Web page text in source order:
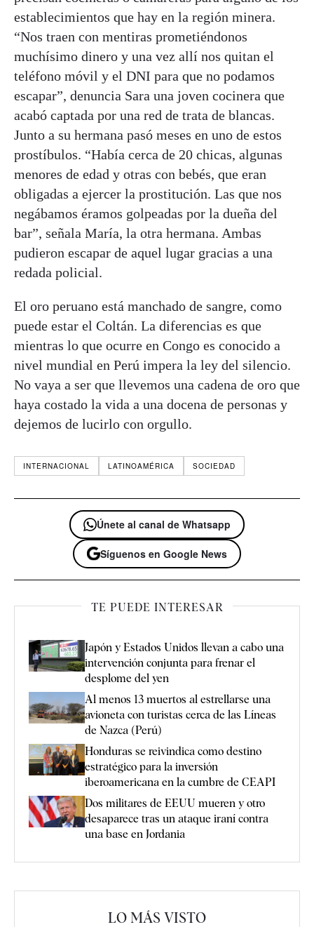
establecimientos que hay en la región minera.
“Nos traen con mentiras prometiéndonos
muchísimo dinero y una vez allí nos quitan el
teléfono móvil y el DNI para que no podamos
escapar”, denuncia Sara una joven cocinera que
acabó captada por una red de trata de blancas.
Junto a su hermana pasó meses en uno de estos
prostíbulos. “Había cerca de 20 chicas, algunas
menores de edad y otras con bebés, que eran
obligadas a ejercer la prostitución. Las que nos
negábamos éramos golpeadas por la dueña del
bar”, señala María, la otra hermana. Ambas
pudieron escapar de aquel lugar gracias a una
redada policial.
El oro peruano está manchado de sangre, como
puede estar el Coltán. La diferencias es que
mientras lo que ocurre en Congo es conocido a
nivel mundial en Perú impera la ley del silencio.
No vaya a ser que llevemos una cadena de oro que
haya costado la vida a una docena de personas y
dejemos de lucirlo con orgullo.
INTERNACIONAL LATINOAMÉRICA SOCIEDAD
Únete al canal de Whatsapp
Síguenos en Google News
TE PUEDE INTERESAR
Japón y Estados Unidos llevan a cabo una
intervención conjunta para frenar el
desplome del yen
Al menos 13 muertos al estrellarse una
avioneta con turistas cerca de las Líneas
de Nazca (Perú)
Honduras se reivindica como destino
estratégico para la inversión
iberoamericana en la cumbre de CEAPI
Dos militares de EEUU mueren y otro
desaparece tras un ataque iraní contra
una base en Jordania
LO MÁS VISTO